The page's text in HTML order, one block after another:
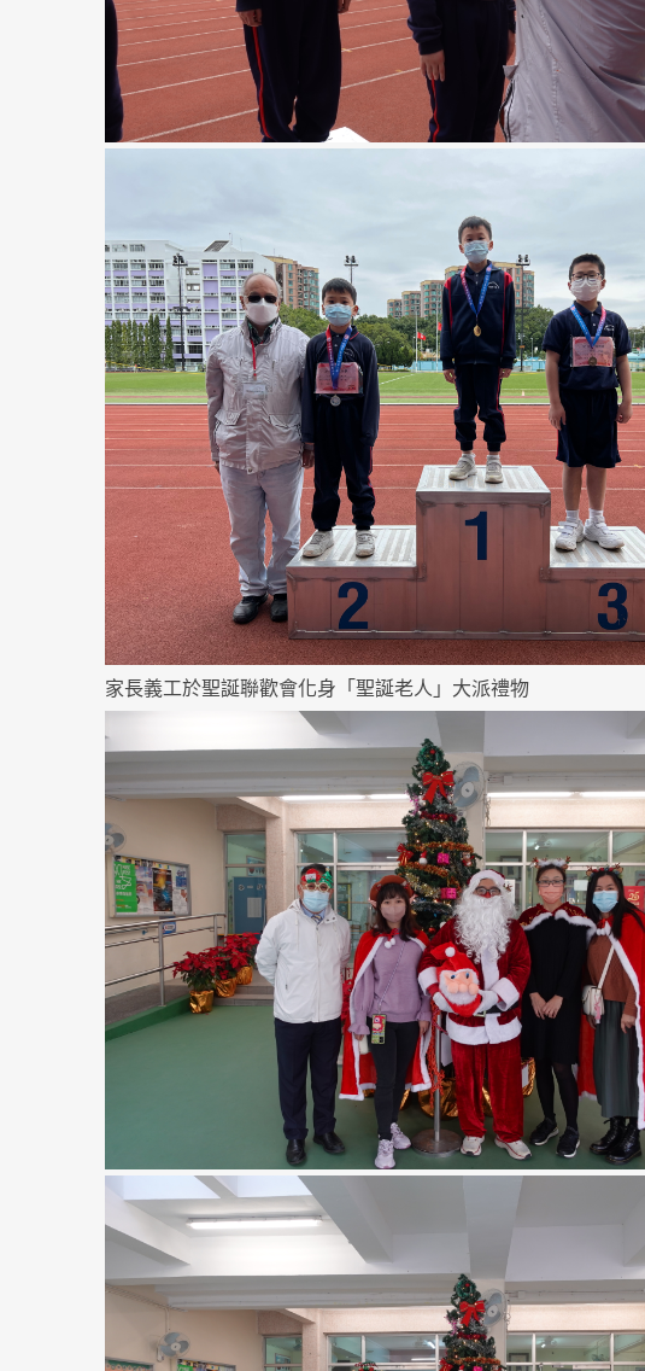
家長義工於聖誕聯歡會化身「聖誕老人」大派禮物